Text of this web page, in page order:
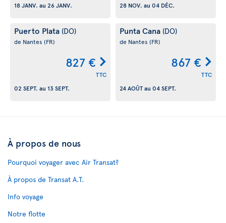
18 JANV. au 26 JANV.
28 NOV. au 04 DÉC.
Puerto Plata (DO)
de Nantes (FR)
827 €
TTC
02 SEPT. au 13 SEPT.
Punta Cana (DO)
de Nantes (FR)
867 €
TTC
24 AOÛTau 04 SEPT.
À propos de nous
Pourquoi voyager avec Air Transat?
À propos de Transat A.T.
Info voyage
Notre flotte